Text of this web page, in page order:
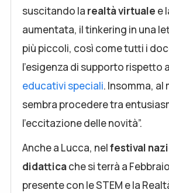
suscitando la realtà virtuale e
aumentata, il tinkering in una
più piccoli, così come tutti i
l’esigenza di supporto rispetto
educativi speciali. Insomma,
sembra procedere tra
l’eccitazione delle novità”.
Anche a Lucca, nelfestival
didatticache si terrà a
presente con le STEM e la